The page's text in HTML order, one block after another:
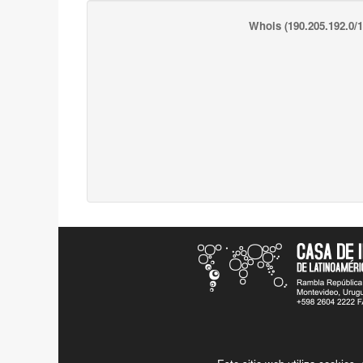
Whois (190.205.192.0/